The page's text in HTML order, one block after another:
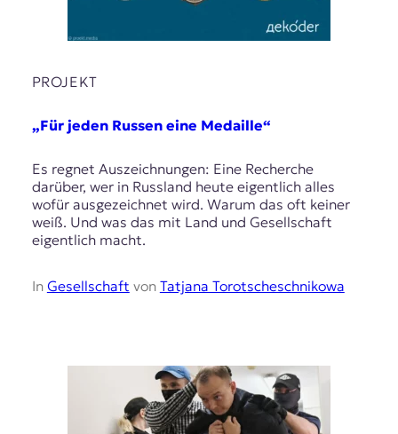
PROJEKT
„Für jeden Russen eine Medaille“
Es regnet Auszeichnungen: Eine Recherche
darüber, wer in Russland heute eigentlich alles
wofür ausgezeichnet wird. Warum das oft keiner
weiß. Und was das mit Land und Gesellschaft
eigentlich macht.
In Gesellschaft von Tatjana Torotscheschnikowa